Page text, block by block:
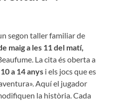
segon taller familiar de
maig a les 11 del matí,
La cita és oberta a
10 a 14 anys i els jocs que es
Aquí el jugador
la història. Cada